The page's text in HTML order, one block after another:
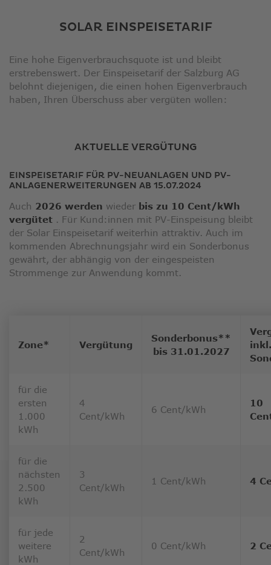
SOLAR EINSPEISETARIF
Eine hohe Eigenverbrauchsquote ist und bleibt
erstrebenswert. Der Einspeisetarif der Salzburg AG
belohnt diejenigen, die einen hohen Eigenverbrauch
haben, Ihren Überschuss aber vergüten wollen:
AKTUELLE VERGÜTUNG
EINSPEISETARIF FÜR PV-NEUANLAGEN UND PV-
ANLAGENERWEITERUNGEN AB 15.07.2024
Auch 2026 werden wieder bis zu 10 Cent/kWh
vergütet . Für Kund:innen mit PV-Einspeisung bleibt
der Solar Einspeisetarif weiterhin attraktiv. Auch im
kommenden Abrechnungsjahr wird ein Sonderbonus
gewährt, der abhängig von der eingespeisten
Strommenge zur Anwendung kommt.
Zone* Vergütung
Sonderbonus**
bis 31.01.2027
inkl.
für die
ersten
1.000
kWh
4
Cent/kWh
6 Cent/kWh
10
für die
nächsten
2.500
kWh
3
Cent/kWh
1 Cent/kWh 4
für jede
weitere
kWh
2
Cent/kWh
0 Cent/kWh 2